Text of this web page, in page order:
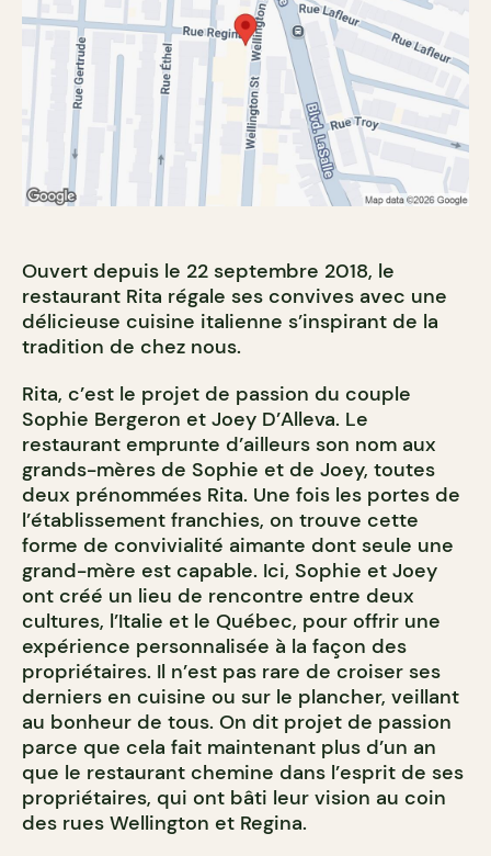
Ouvert depuis le 22 septembre 2018, le
restaurant Rita régale ses convives avec une
délicieuse cuisine italienne s’inspirant de la
tradition de chez nous.
Rita, c’est le projet de passion du couple
Sophie Bergeron et Joey D’Alleva. Le
restaurant emprunte d’ailleurs son nom aux
grands-mères de Sophie et de Joey, toutes
deux prénommées Rita. Une fois les portes de
l’établissement franchies, on trouve cette
forme de convivialité aimante dont seule une
grand-mère est capable. Ici, Sophie et Joey
ont créé un lieu de rencontre entre deux
cultures, l’Italie et le Québec, pour offrir une
expérience personnalisée à la façon des
propriétaires. Il n’est pas rare de croiser ses
derniers en cuisine ou sur le plancher, veillant
au bonheur de tous. On dit projet de passion
parce que cela fait maintenant plus d’un an
que le restaurant chemine dans l’esprit de ses
propriétaires, qui ont bâti leur vision au coin
des rues Wellington et Regina.